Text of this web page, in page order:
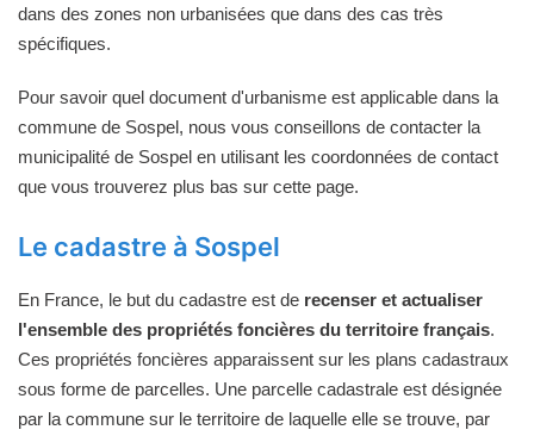
dans des zones non urbanisées que dans des cas très
spécifiques.
Pour savoir quel document d'urbanisme est applicable dans la
commune de Sospel, nous vous conseillons de contacter la
municipalité de Sospel en utilisant les coordonnées de contact
que vous trouverez plus bas sur cette page.
Le cadastre à Sospel
En France, le but du cadastre est de recenser et actualiser
l'ensemble des propriétés foncières du territoire français.
Ces propriétés foncières apparaissent sur les plans cadastraux
sous forme de parcelles. Une parcelle cadastrale est désignée
par la commune sur le territoire de laquelle elle se trouve, par